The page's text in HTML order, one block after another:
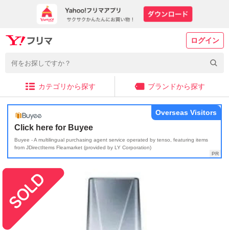
ログイン
カテゴリから探す ブランドから探す
Click here for Buyee
Buyee - A multilingual purchasing agent service operated by tenso, featuring items
from JDirectItems Fleamarket (provided by LY Corporation)
Overseas Visitors